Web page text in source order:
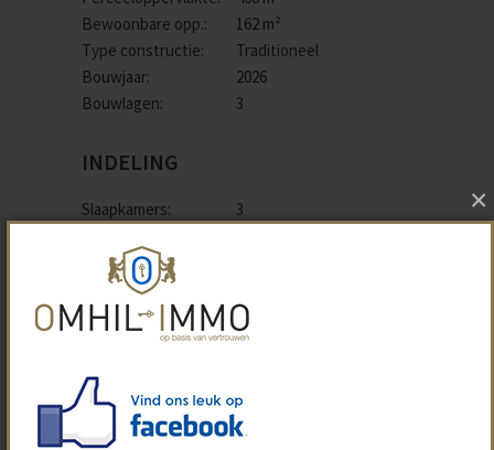
×
Bewoonbare opp.:
162 m²
Type constructie:
Traditioneel
Bouwjaar:
2026
Bouwlagen:
3
INDELING
Slaapkamers:
3
Keuken:
Tuin:
Ja
1 (1 plaats)
Parking:
1
Parking Types:
Privé